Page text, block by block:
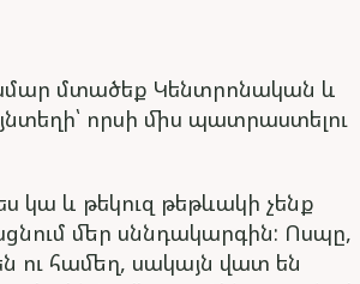
մտածեք Կենտրոնական և
որսի միս պատրաստելու
կա և թեկուզ թեթևակի չենք
մեր սննդակարգին: Ոսպը,
ու համեղ, սակայն վատ են